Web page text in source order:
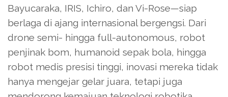
Bayucaraka, IRIS, Ichiro, dan Vi-Rose—siap
berlaga di ajang internasional bergengsi. Dari
drone semi- hingga full-autonomous, robot
penjinak bom, humanoid sepak bola, hingga
robot medis presisi tinggi, inovasi mereka tidak
hanya mengejar gelar juara, tetapi juga